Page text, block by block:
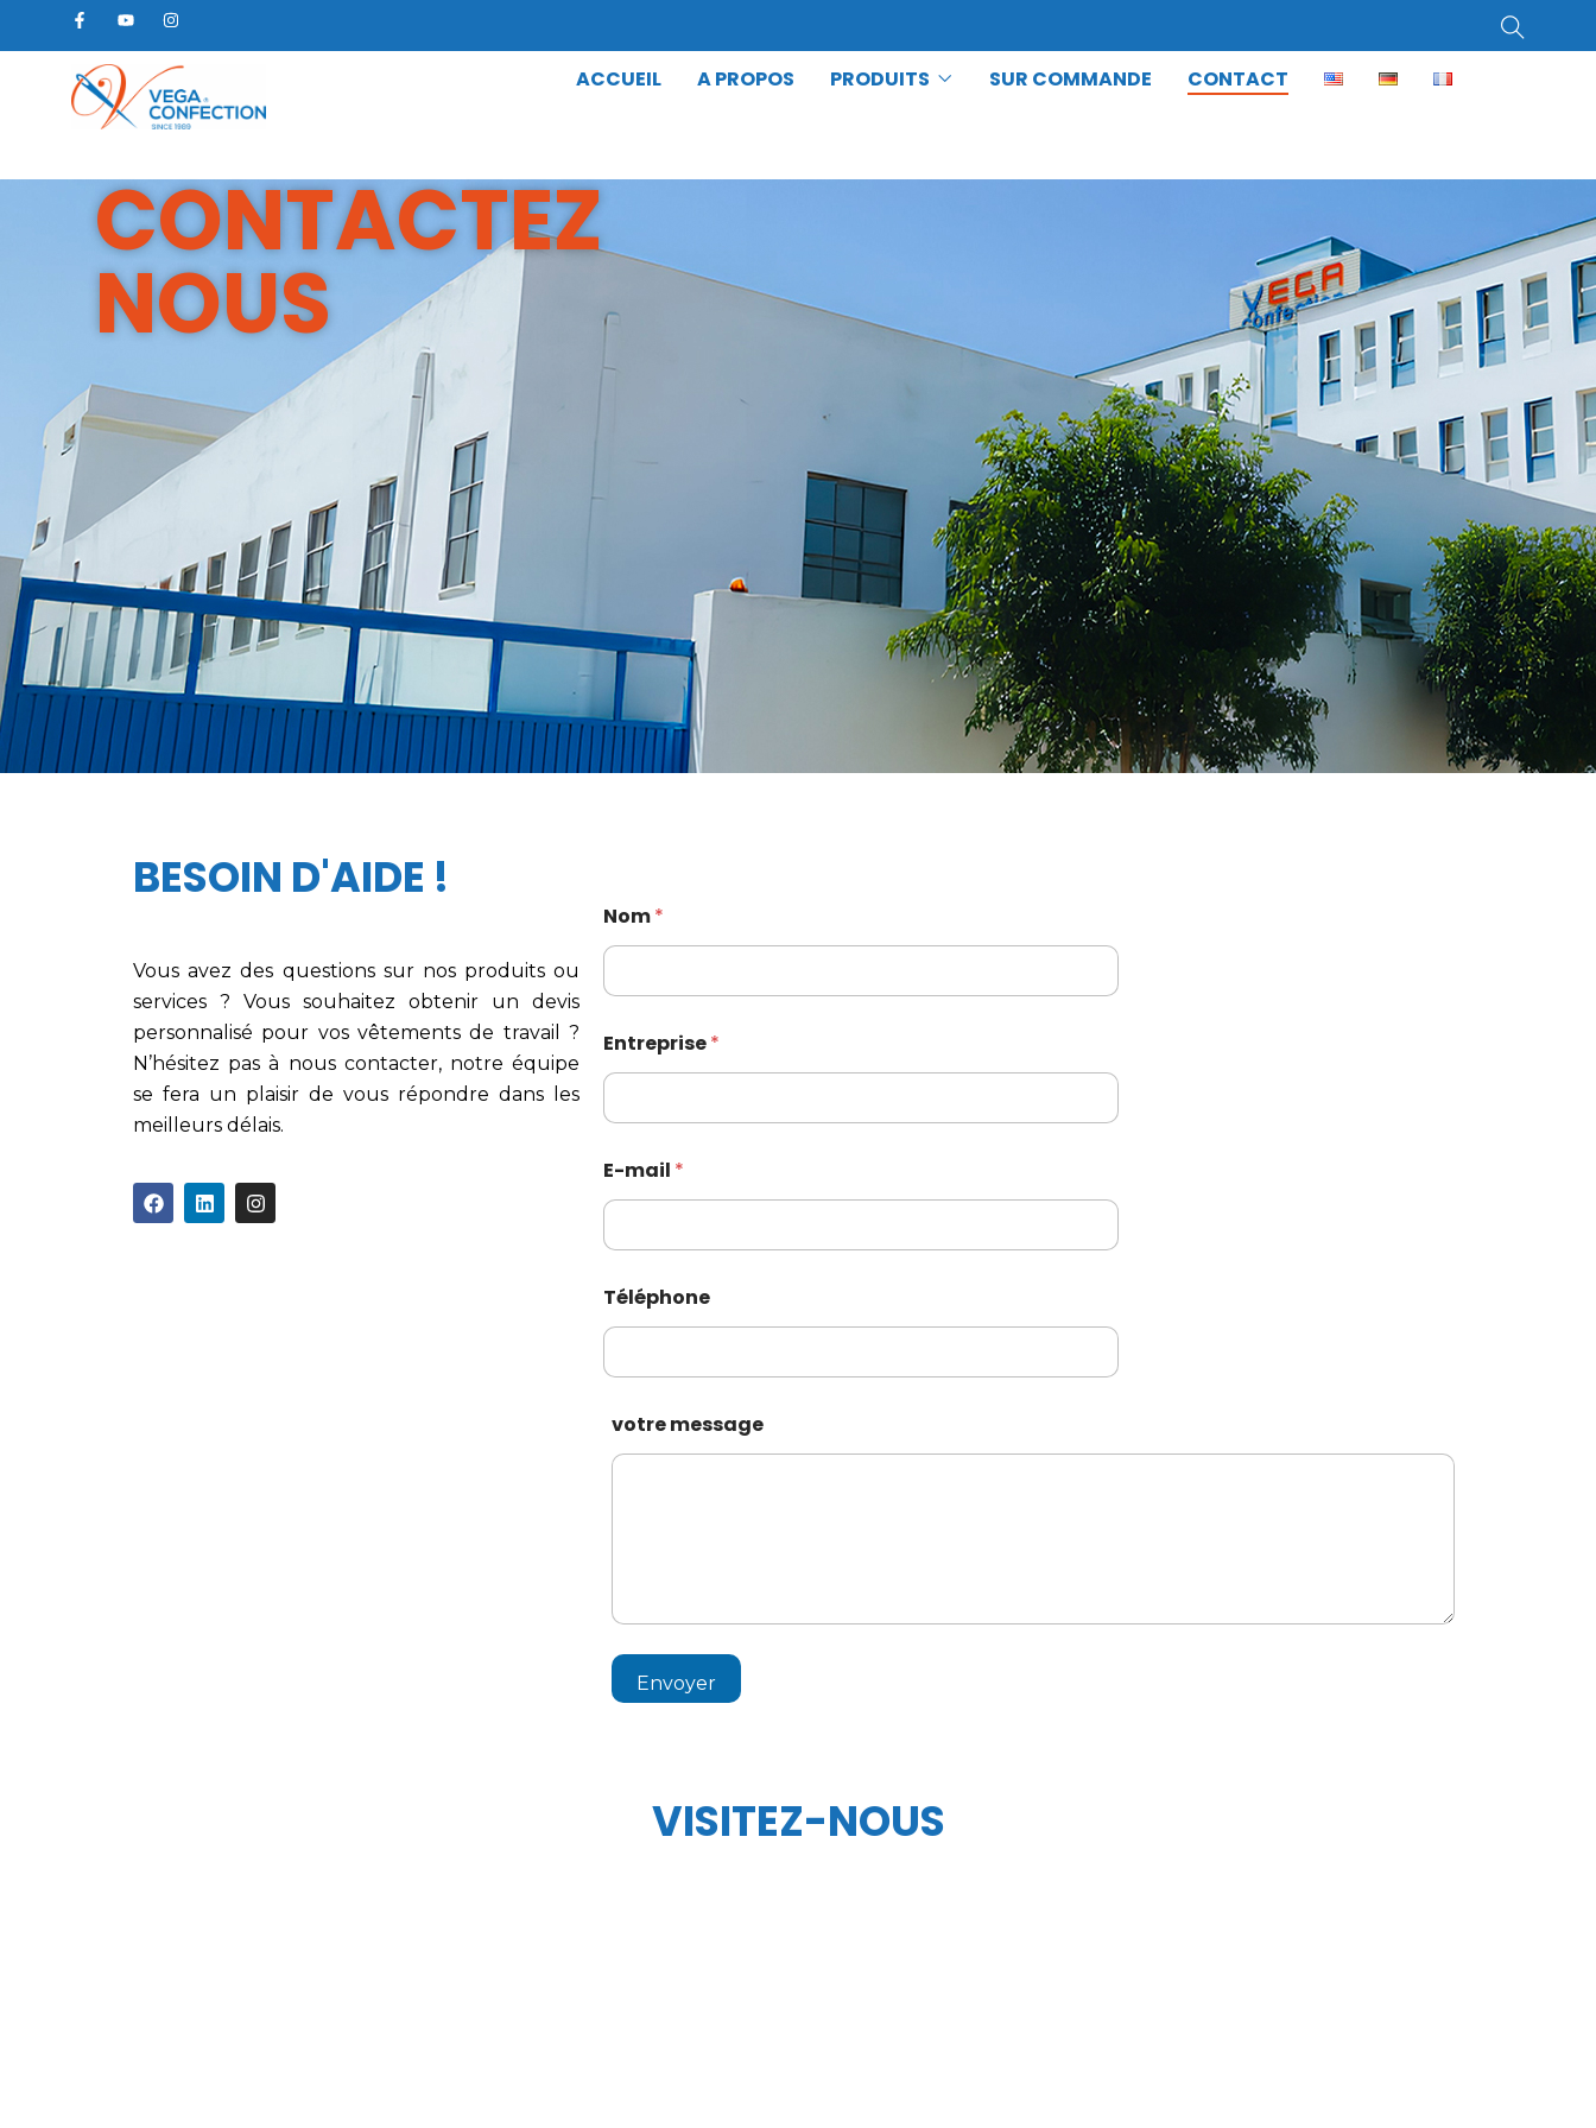
ACCUEIL A PROPOS PRODUITS SUR COMMANDE CONTACT
CONTACTEZ
NOUS
BESOIN D'AIDE !
Vous avez des questions sur nos produits ou
services ?Vous souhaitez obtenir un devis
personnalisé pour vos vêtements de travail ?
N’hésitez pas à nous contacter, notre équipe
se fera un plaisir de vous répondre dans les
meilleurs délais.
Nom*
Entreprise*
N
o
m
s
s
a
e
E-mail *
Téléphone
votre message
Envoyer
VISITEZ-NOUS